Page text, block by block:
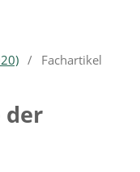
/ Fachartikel
der